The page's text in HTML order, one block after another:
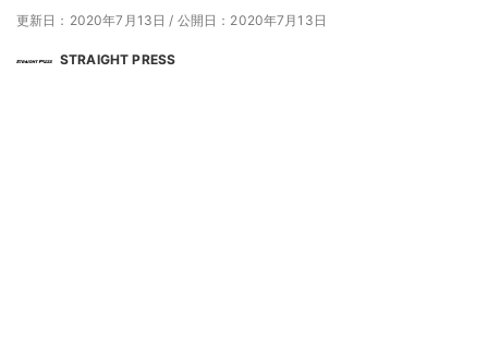
更新日：2020年7月13日 / 公開日：2020年7月13日
STRAIGHT PRESS